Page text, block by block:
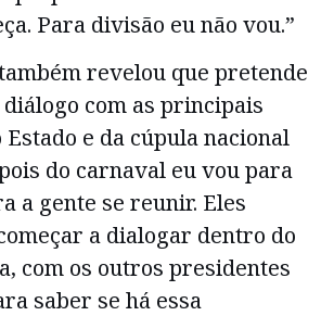
Para divisão eu não vou.”
revelou que pretende
com as principais
e da cúpula nacional
do carnaval eu vou para
a gente se reunir. Eles
a dialogar dentro do
com os outros presidentes
saber se há essa